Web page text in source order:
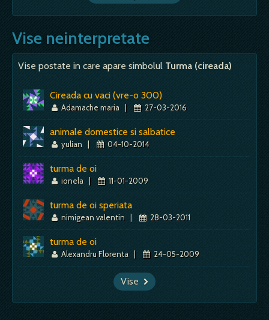
Vise neinterpretate
Vise postate in care apare simbolul Turma (cireada)
Cireada cu vaci (vre-o 300)
Adamache maria | 27-03-2016
animale domestice si salbatice
yulian | 04-10-2014
turma de oi
ionela | 11-01-2009
turma de oi speriata
nimigean valentin | 28-03-2011
turma de oi
Alexandru Florenta | 24-05-2009
Vise